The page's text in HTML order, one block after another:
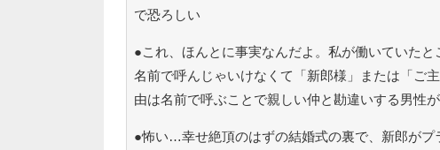
で恐ろしい
●これ、ほんとに事実なんだよ。私が働いていた
名前で呼んじゃいけなくて「新郎様」または「ご
由は名前で呼ぶことで親しい仲と勘違いする男性
●怖い…幸せ絶頂のはずの結婚式の裏で、新郎が